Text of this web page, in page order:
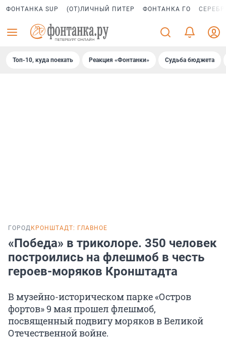
ФОНТАНКА SUP (ОТ)ЛИЧНЫЙ ПИТЕР ФОНТАНКА ГО
Топ-10, куда поехать Реакция «Фонтанки» Судьба бюджета
ГОРОД КРОНШТАДТ: ГЛАВНОЕ
«Победа» в триколоре. 350 человек
построились на флешмоб в честь
героев-моряков Кронштадта
В музейно-историческом парке «Остров
фортов» 9 мая прошел флешмоб,
посвященный подвигу моряков в Великой
Отечественной войне.